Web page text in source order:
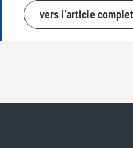
vers l’article complet